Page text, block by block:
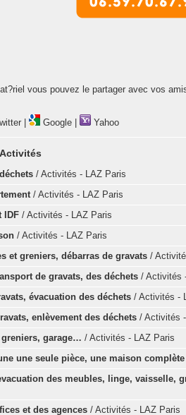
vous pouvez le partager avec vos
Google Yahoo
Activités
/ Activités - LAZ Paris
/ Activités - LAZ Paris
IDF / Activités - LAZ Paris
/ Activités - LAZ Paris
et greniers, débarras de gravats /
de gravats, des déchets / Activités
évacuation des déchets / Activités -
enlèvement des déchets / Activités
garage… / Activités - LAZ Paris
une seule pièce, une maison
des meubles, linge, vaisselle,
et des agences / Activités - LAZ Paris